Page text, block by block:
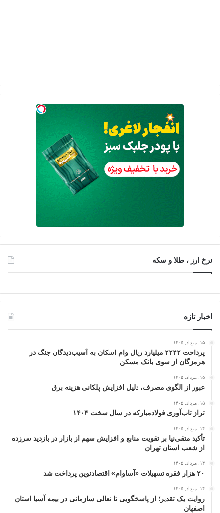
نرخ ارز ، طلا و سکه
اخبار تازه
۱۵, مرداد, ۱۴۰۵
پرداخت ۲۲۴۲ میلیارد ریال وام اسکان به آسیب‌دیدگان جنگ در
هرمزگان از سوی بانک مسکن
۱۵, مرداد, ۱۴۰۵
عبور از الگوی مصرف، دلیل افزایش پلکانی هزینه برق
۱۵, مرداد, ۱۴۰۵
تراز تاب‌آوری فولادمبارکه در سال سخت ۱۴۰۴
۱۴, مرداد, ۱۴۰۵
تأکید متقی‌نیا بر تقویت منابع و افزایش سهم از بازار در بازدید سرزده
از شعب استان تهران
۱۴, مرداد, ۱۴۰۵
۲۰ هزار فقره تسهیلات «آساوام» اقتصادنوین پرداخت شد
۱۴, مرداد, ۱۴۰۵
روایت یک تقدیر؛ از پاسخگویی تا تعالی سازمانی در بیمه آسیا استان
اصفهان